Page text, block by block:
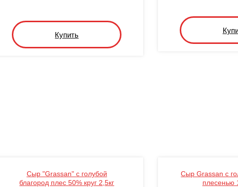
Купить
Сыр "Grassan" с голубой
благород плес 50% круг 2,5кг
Сыр Grassan с
плесенью